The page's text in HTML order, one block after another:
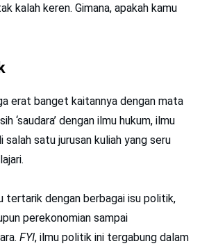
kalah keren. Gimana, apakah kamu
erat banget kaitannya dengan mata
‘saudara’ dengan ilmu hukum, ilmu
salah satu jurusan kuliah yang seru
tertarik dengan berbagai isu politik,
perekonomian sampai
FYI, ilmu politik ini tergabung dalam